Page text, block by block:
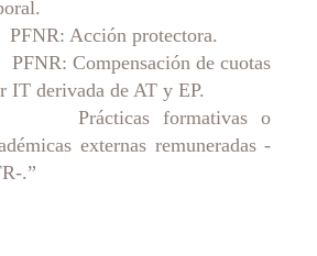
Acción protectora.
Compensación de cuotas
IT derivada de AT y EP.
formativas o
externas remuneradas -
.”